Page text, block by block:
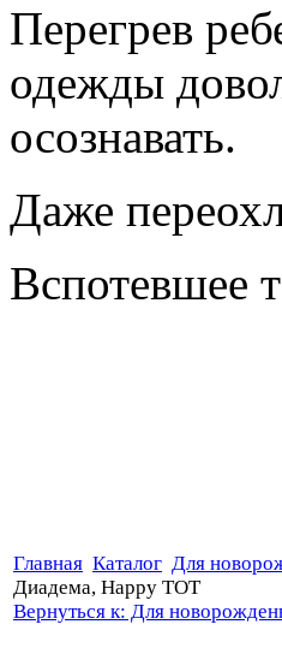
Перегрев
одежды
осознавать.
Даже
Вспотевшее
Главная Каталог Для
Диадема, Happy TOT
Вернуться к: Для